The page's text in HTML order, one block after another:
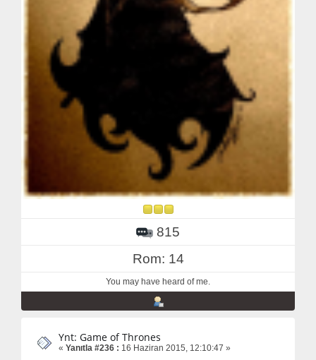
815
Rom: 14
You may have heard of me.
Ynt: Game of Thrones
« Yanıtla #236 : 16 Haziran 2015, 12:10:47 »